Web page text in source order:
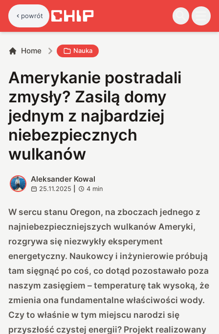
powrót
Home Nauka
Amerykanie postradali
zmysły? Zasilą domy
jednym z najbardziej
niebezpiecznych
wulkanów
A
Aleksander Kowal
25.11.2025 4 min
W sercu stanu Oregon, na zboczach jednego z
najniebezpieczniejszych wulkanów Ameryki,
rozgrywa się niezwykły eksperyment
energetyczny. Naukowcy i inżynierowie próbują
tam sięgnąć po coś, co dotąd pozostawało poza
naszym zasięgiem – temperaturę tak wysoką, że
zmienia ona fundamentalne właściwości wody.
Czy to właśnie w tym miejscu narodzi się
przyszłość czystej energii? Projekt realizowany